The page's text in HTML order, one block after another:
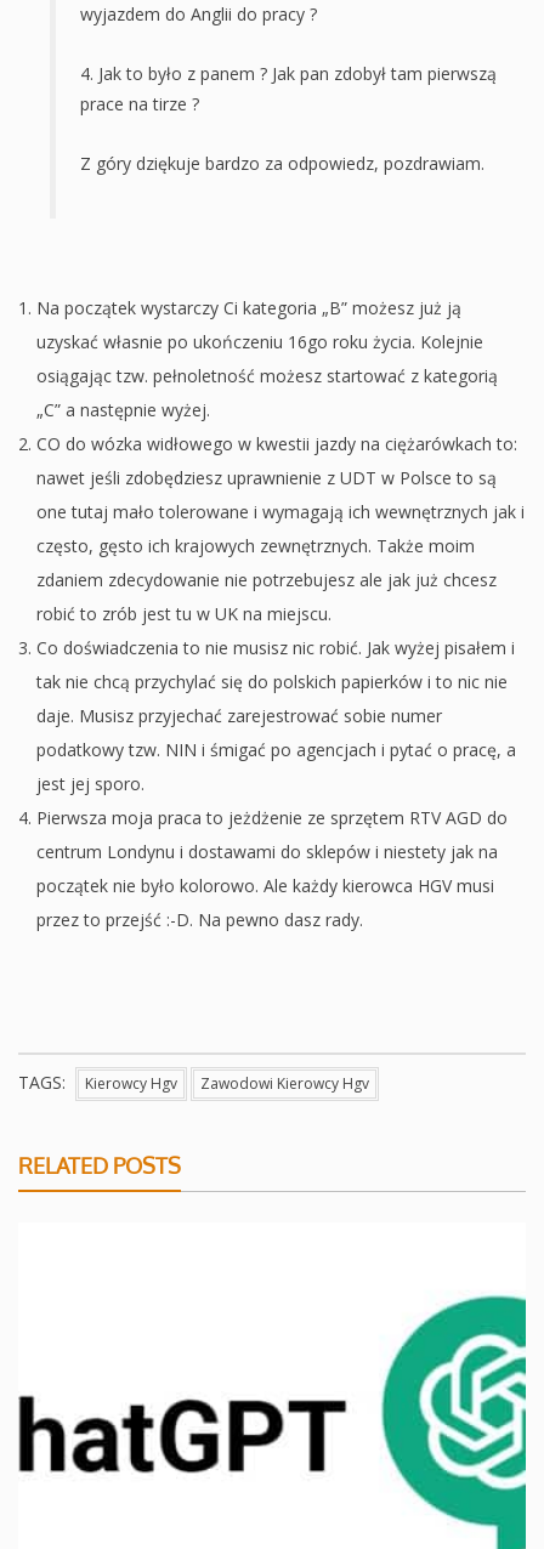
wyjazdem do Anglii do pracy ?
4. Jak to było z panem ? Jak pan zdobył tam pierwszą
prace na tirze ?
Z góry dziękuje bardzo za odpowiedz, pozdrawiam.
Na początek wystarczy Ci kategoria „B” możesz już ją
uzyskać własnie po ukończeniu 16go roku życia. Kolejnie
osiągając tzw. pełnoletność możesz startować z kategorią
„C” a następnie wyżej.
CO do wózka widłowego w kwestii jazdy na ciężarówkach to:
nawet jeśli zdobędziesz uprawnienie z UDT w Polsce to są
one tutaj mało tolerowane i wymagają ich wewnętrznych jak i
często, gęsto ich krajowych zewnętrznych. Także moim
zdaniem zdecydowanie nie potrzebujesz ale jak już chcesz
robić to zrób jest tu w UK na miejscu.
Co doświadczenia to nie musisz nic robić. Jak wyżej pisałem i
tak nie chcą przychylać się do polskich papierków i to nic nie
daje. Musisz przyjechać zarejestrować sobie numer
podatkowy tzw. NIN i śmigać po agencjach i pytać o pracę, a
jest jej sporo.
Pierwsza moja praca to jeżdżenie ze sprzętem RTV AGD do
centrum Londynu i dostawami do sklepów i niestety jak na
początek nie było kolorowo. Ale każdy kierowca HGV musi
przez to przejść :-D. Na pewno dasz rady.
TAGS: Kierowcy Hgv Zawodowi Kierowcy Hgv
RELATED POSTS